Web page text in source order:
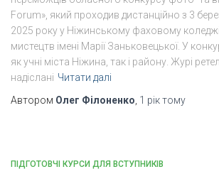
Forum», який проходив дистанційно з 3
2025 року у Ніжинському фаховому коледжі
мистецтв імені Марії Заньковецької. У
як учні міста Ніжина, так і району. Журі
надіслані Читати далі
Автором Олег Філоненко 1 ріктому
ПІДГОТОВЧІ КУРСИ ДЛЯ ВСТУПНИКІВ